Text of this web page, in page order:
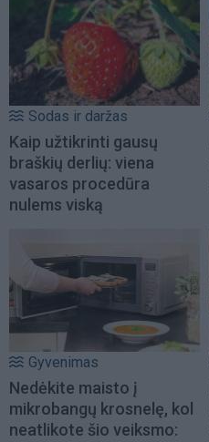
Sodas ir daržas
Kaip užtikrinti gausų
braškių derlių: viena
vasaros procedūra
nulems viską
Gyvenimas
Nedėkite maisto į
mikrobangų krosnelę, kol
neatlikote šio veiksmo: